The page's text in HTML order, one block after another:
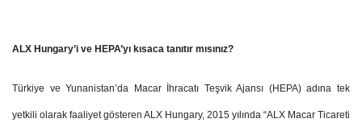
ALX Hungary’i ve HEPA’yı kısaca tanıtır mısınız?
Türkiye ve Yunanistan’da Macar İhracatı Teşvik Ajansı (HEPA) adına tek
yetkili olarak faaliyet gösteren ALX Hungary, 2015 yılında “ALX Macar Ticareti